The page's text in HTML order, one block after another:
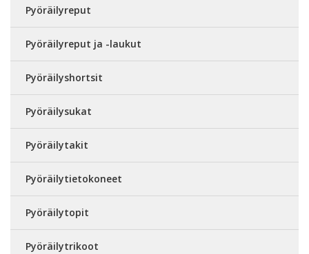
Pyöräilyreput
Pyöräilyreput ja -laukut
Pyöräilyshortsit
Pyöräilysukat
Pyöräilytakit
Pyöräilytietokoneet
Pyöräilytopit
Pyöräilytrikoot